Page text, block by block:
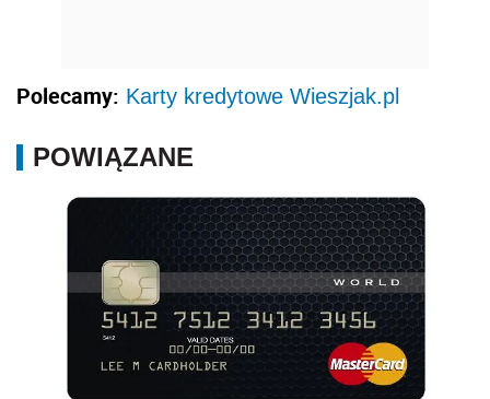
Polecamy: Karty kredytowe Wieszjak.pl
POWIĄZANE